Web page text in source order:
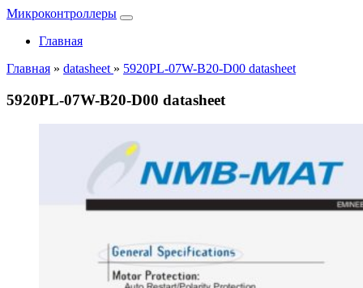
Микроконтроллеры
Главная
Главная » datasheet » 5920PL-07W-B20-D00 datasheet
5920PL-07W-B20-D00 datasheet